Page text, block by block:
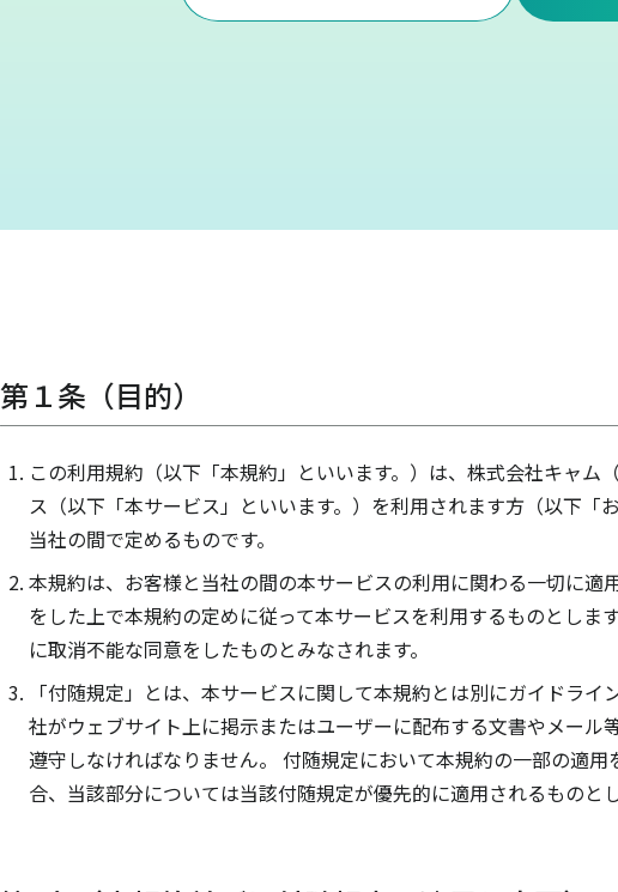
第１条（目的）
この利用規約（以下「本規約」といいます。）は、株式会社キャム
ス（以下「本サービス」といいます。）を利用されます方（以下「
当社の間で定めるものです。
本規約は、お客様と当社の間の本サービスの利用に関わる一切に適
をした上で本規約の定めに従って本サービスを利用するものとしま
に取消不能な同意をしたものとみなされます。
「付随規定」とは、本サービスに関して本規約とは別にガイドラ
社がウェブサイト上に掲示またはユーザーに配布する文書やメール
遵守しなければなりません。 付随規定において本規約の一部の適
合、当該部分については当該付随規定が優先的に適用されるものとし